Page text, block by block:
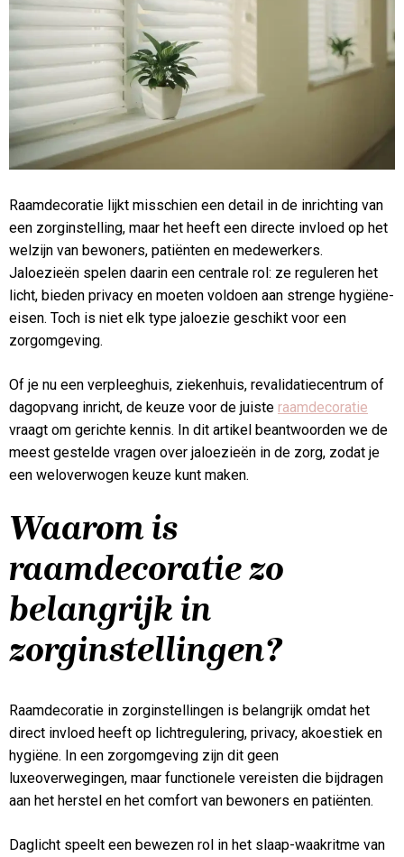
Raamdecoratie lijkt misschien een detail in de inrichting van
een zorginstelling, maar het heeft een directe invloed op het
welzijn van bewoners, patiënten en medewerkers.
Jaloezieën spelen daarin een centrale rol: ze reguleren het
licht, bieden privacy en moeten voldoen aan strenge hygiëne-
eisen. Toch is niet elk type jaloezie geschikt voor een
zorgomgeving.
Of je nu een verpleeghuis, ziekenhuis, revalidatiecentrum of
dagopvang inricht, de keuze voor de juiste raamdecoratie
vraagt om gerichte kennis. In dit artikel beantwoorden we de
meest gestelde vragen over jaloezieën in de zorg, zodat je
een weloverwogen keuze kunt maken.
Waarom is
raamdecoratie zo
belangrijk in
zorginstellingen?
Raamdecoratie in zorginstellingen is belangrijk omdat het
direct invloed heeft op lichtregulering, privacy, akoestiek en
hygiëne. In een zorgomgeving zijn dit geen
luxeoverwegingen, maar functionele vereisten die bijdragen
aan het herstel en het comfort van bewoners en patiënten.
Daglicht speelt een bewezen rol in het slaap-waakritme van